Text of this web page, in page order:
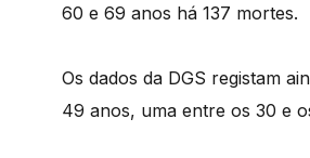
60 e 69 anos há 137 mortes.
Os dados da DGS registam
49 anos, uma entre os 30 e